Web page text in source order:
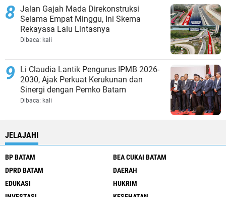
Jalan Gajah Mada Direkonstruksi
Selama Empat Minggu, Ini Skema
Rekayasa Lalu Lintasnya
Dibaca: kali
Li Claudia Lantik Pengurus IPMB 2026-
2030, Ajak Perkuat Kerukunan dan
Sinergi dengan Pemko Batam
Dibaca: kali
JELAJAHI
BP BATAM
BEA CUKAI BATAM
DPRD BATAM
DAERAH
EDUKASI
HUKRIM